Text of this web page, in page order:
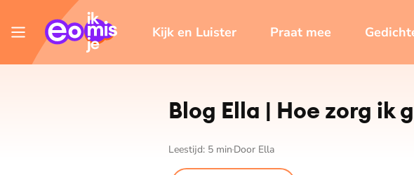
Kijk en Luister Praat mee
Blog Ella | Hoe zorg ik
Leestijd: 5 min Door Ella